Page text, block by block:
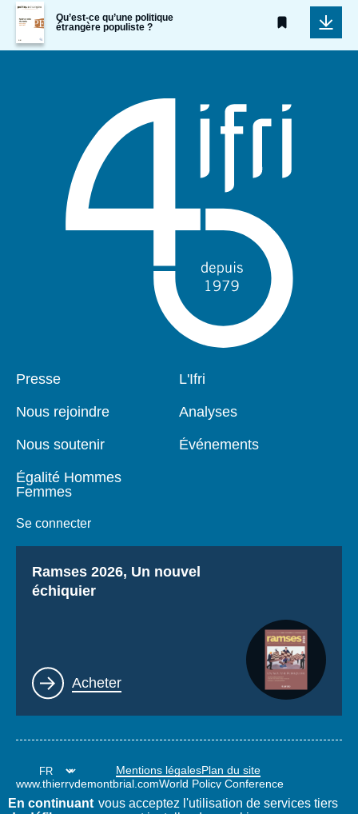
Image
de
couverture
de
Qu’est-ce qu’une politique
étrangère populiste ?
Pied
page
Presse
Nous rejoindre
Nous soutenir
Égalité Hommes
Femmes
Se connecter
Navigation
L'Ifri
Analyses
Événements
Titre
Ramses 2026, Un nouvel
échiquier
Lien
Acheter
Mentions légalesPlan du site
www.thierrydemontbrial.comWorld Policy Conference
En continuant vous acceptez l'utilisation de services tiers